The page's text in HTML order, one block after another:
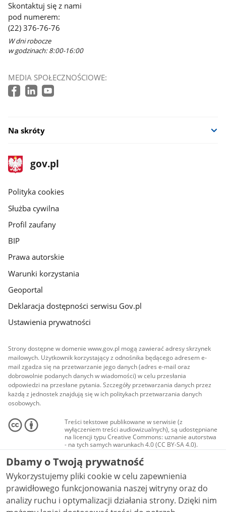
Skontaktuj się z nami
pod numerem:
(22) 376-76-76
W dni robocze
w godzinach: 8:00-16:00
MEDIA SPOŁECZNOŚCIOWE:
Na skróty
stopka
gov.pl
Strona
gov.pl
gov.pl
Polityka cookies
Służba cywilna
Profil zaufany
BIP
Prawa autorskie
Warunki korzystania
Geoportal
Deklaracja dostępności serwisu Gov.pl
Ustawienia prywatności
Strony dostępne w domenie www.gov.pl mogą zawierać adresy skrzynek
mailowych. Użytkownik korzystający z odnośnika będącego adresem e-
mail zgadza się na przetwarzanie jego danych (adres e-mail oraz
dobrowolnie podanych danych w wiadomości) w celu przesłania
odpowiedzi na przesłane pytania. Szczegóły przetwarzania danych przez
każdą z jednostek znajdują się w ich politykach przetwarzania danych
osobowych.
Treści tekstowe publikowane w serwisie (z
wyłączeniem treści audiowizualnych), są udostępniane
na licencji typu Creative Commons: uznanie autorstwa
- na tych samych warunkach 4.0 (CC BY-SA 4.0).
Materiały audiowizualne, w tym zdjęcia, materiały
audio i wideo, są udostępniane na licencji typu
Creative Commons: uznanie autorstwa użycie
niekomercyjne - bez utworów zależnych 4.0 (CC BY-
NC-ND 4.0), o ile nie jest to stwierdzone inaczej.
Dbamy o Twoją prywatność
Wykorzystujemy pliki cookie w celu zapewnienia
prawidłowego funkcjonowania naszej witryny oraz do
analizy ruchu i optymalizacji działania strony. Dzięki nim